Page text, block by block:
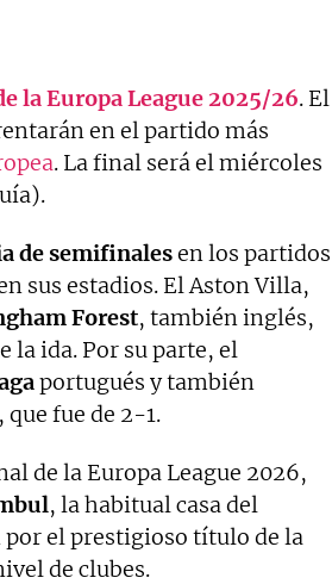
la Europa League 2025/26. El
en el partido más
. La final será el miércoles
de semifinalesen los partidos
sus estadios. El Aston Villa,
Forest, también inglés,
la ida. Por su parte, el
portugués y también
fue de 2-1.
de la Europa League 2026,
, la habitual casa del
por el prestigioso título de la
de clubes.